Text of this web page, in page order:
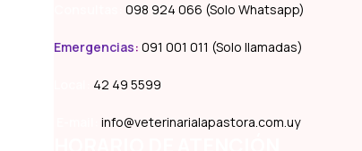
098 924 066 (Solo Whatsapp)
Emergencias: 091 001 011 (Solo llamadas)
42 49 5599
info@veterinarialapastora.com.uy